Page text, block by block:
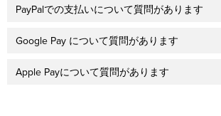
PayPalでの支払いについて質問があります
Google Pay について質問があります
Apple Payについて質問があります